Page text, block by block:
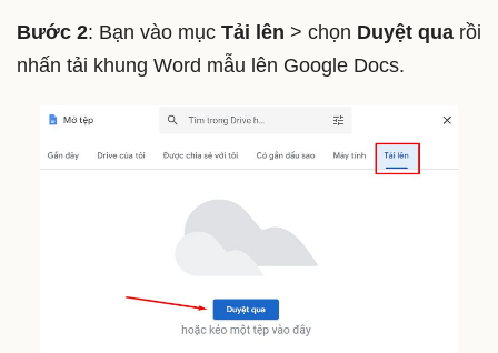
Bước 2: Bạn vào mục Tải lên > chọn Duyệt qua rồi
nhấn tải khung Word mẫu lên Google Docs.